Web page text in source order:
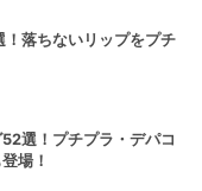
落ちないリップをプチ
選！プチプラ・デパコ
場！